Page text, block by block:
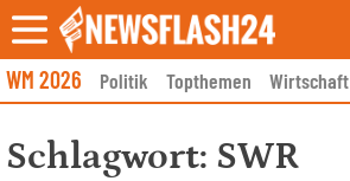
Skip
to
content
WM 2026 Politik Topthemen Wirtschaft
Schlagwort: SWR